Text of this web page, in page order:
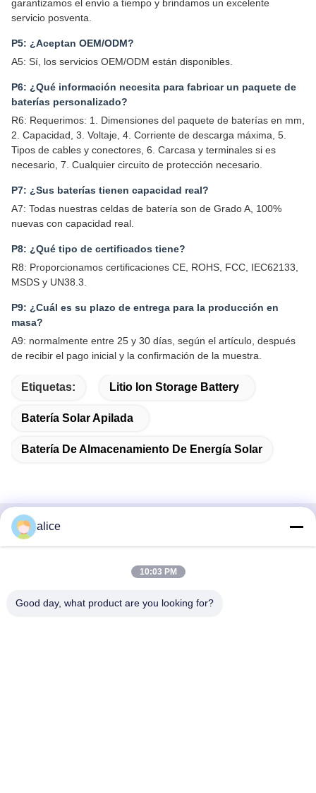
garantizamos el envío a tiempo y brindamos un excelente
servicio posventa.
P5: ¿Aceptan OEM/ODM?
A5: Sí, los servicios OEM/ODM están disponibles.
P6: ¿Qué información necesita para fabricar un paquete de
baterías personalizado?
R6: Requerimos: 1. Dimensiones del paquete de baterías en mm,
2. Capacidad, 3. Voltaje, 4. Corriente de descarga máxima, 5.
Tipos de cables y conectores, 6. Carcasa y terminales si es
necesario, 7. Cualquier circuito de protección necesario.
P7: ¿Sus baterías tienen capacidad real?
A7: Todas nuestras celdas de batería son de Grado A, 100%
nuevas con capacidad real.
P8: ¿Qué tipo de certificados tiene?
R8: Proporcionamos certificaciones CE, ROHS, FCC, IEC62133,
MSDS y UN38.3.
P9: ¿Cuál es su plazo de entrega para la producción en
masa?
A9: normalmente entre 25 y 30 días, según el artículo, después
de recibir el pago inicial y la confirmación de la muestra.
Etiquetas: Litio Ion Storage Battery
Batería Solar Apilada
Batería De Almacenamiento De Energía Solar
Contacto Rápido
Zona de Alta Tecnología, Ciudad de Zaozhuang, Shandong,
alice
10:03 PM
Good day, what product are you looking for?